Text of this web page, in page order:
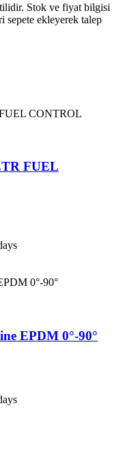
Stok ve fiyat bilgisi
sepete ekleyerek talep
FUEL
EPDM 0°-90°